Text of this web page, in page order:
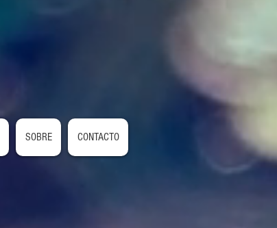
SOBRE CONTACTO